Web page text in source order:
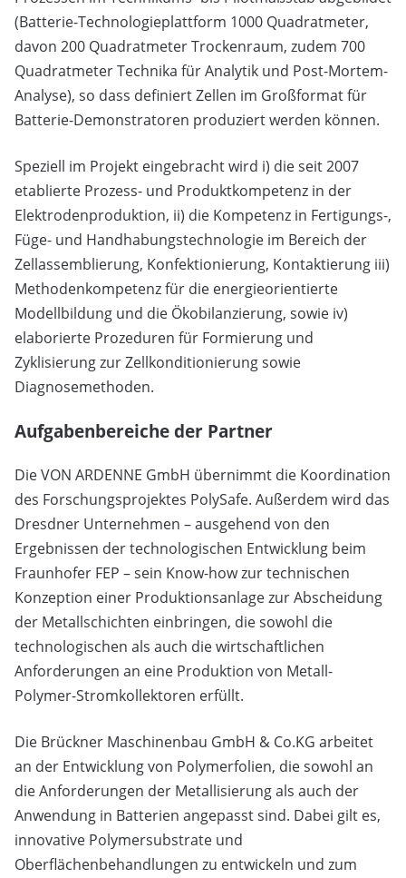
(Batterie-Technologieplattform 1000 Quadratmeter,
davon 200 Quadratmeter Trockenraum, zudem 700
Quadratmeter Technika für Analytik und Post-Mortem-
Analyse), so dass definiert Zellen im Großformat für
Batterie-Demonstratoren produziert werden können.
Speziell im Projekt eingebracht wird i) die seit 2007
etablierte Prozess- und Produktkompetenz in der
Elektrodenproduktion, ii) die Kompetenz in Fertigungs-,
Füge- und Handhabungstechnologie im Bereich der
Zellassemblierung, Konfektionierung, Kontaktierung iii)
Methodenkompetenz für die energieorientierte
Modellbildung und die Ökobilanzierung, sowie iv)
elaborierte Prozeduren für Formierung und
Zyklisierung zur Zellkonditionierung sowie
Diagnosemethoden.
Aufgabenbereiche der Partner
Die VON ARDENNE GmbH übernimmt die Koordination
des Forschungsprojektes PolySafe. Außerdem wird das
Dresdner Unternehmen – ausgehend von den
Ergebnissen der technologischen Entwicklung beim
Fraunhofer FEP – sein Know-how zur technischen
Konzeption einer Produktionsanlage zur Abscheidung
der Metallschichten einbringen, die sowohl die
technologischen als auch die wirtschaftlichen
Anforderungen an eine Produktion von Metall-
Polymer-Stromkollektoren erfüllt.
Die Brückner Maschinenbau GmbH & Co.KG arbeitet
an der Entwicklung von Polymerfolien, die sowohl an
die Anforderungen der Metallisierung als auch der
Anwendung in Batterien angepasst sind. Dabei gilt es,
innovative Polymersubstrate und
Oberflächenbehandlungen zu entwickeln und zum